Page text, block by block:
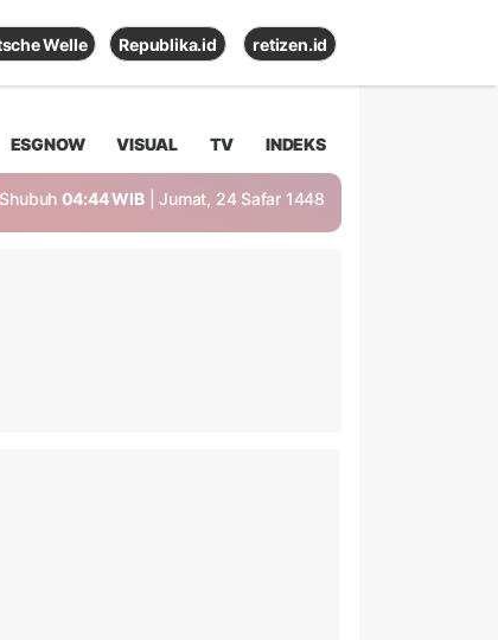
Welle Republika.id retizen.id
ESGNOW VISUAL TV INDEKS
Shubuh 04:44 WIB | Jumat, 24 Safar 1448